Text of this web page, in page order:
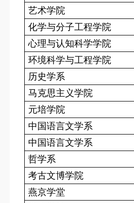
艺术学院
化学与分子工程学院
心理与认知科学学院
环境科学与工程学院
历史学系
马克思主义学院
元培学院
中国语言文学系
中国语言文学系
哲学系
考古文博学院
燕京学堂